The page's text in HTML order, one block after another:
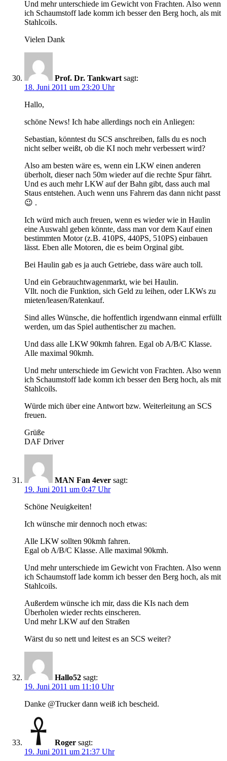
Und mehr unterschiede im Gewicht von Frachten. Also wenn
ich Schaumstoff lade komm ich besser den Berg hoch, als mit
Stahlcoils.
Vielen Dank
Prof. Dr. Tankwart sagt:
18. Juni 2011 um 23:20 Uhr
Hallo,
schöne News! Ich habe allerdings noch ein Anliegen:
Sebastian, könntest du SCS anschreiben, falls du es noch
nicht selber weißt, ob die KI noch mehr verbessert wird?
Also am besten wäre es, wenn ein LKW einen anderen
überholt, dieser nach 50m wieder auf die rechte Spur fährt.
Und es auch mehr LKW auf der Bahn gibt, dass auch mal
Staus entstehen. Auch wenn uns Fahrern das dann nicht passt
😉 .
Ich würd mich auch freuen, wenn es wieder wie in Haulin
eine Auswahl geben könnte, dass man vor dem Kauf einen
bestimmten Motor (z.B. 410PS, 440PS, 510PS) einbauen
lässt. Eben alle Motoren, die es beim Orginal gibt.
Bei Haulin gab es ja auch Getriebe, dass wäre auch toll.
Und ein Gebrauchtwagenmarkt, wie bei Haulin.
Vllt. noch die Funktion, sich Geld zu leihen, oder LKWs zu
mieten/leasen/Ratenkauf.
Sind alles Wünsche, die hoffentlich irgendwann einmal erfüllt
werden, um das Spiel authentischer zu machen.
Und dass alle LKW 90kmh fahren. Egal ob A/B/C Klasse.
Alle maximal 90kmh.
Und mehr unterschiede im Gewicht von Frachten. Also wenn
ich Schaumstoff lade komm ich besser den Berg hoch, als mit
Stahlcoils.
Würde mich über eine Antwort bzw. Weiterleitung an SCS
freuen.
Grüße
DAF Driver
MAN Fan 4ever sagt:
19. Juni 2011 um 0:47 Uhr
Schöne Neuigkeiten!
Ich wünsche mir dennoch noch etwas:
Alle LKW sollten 90kmh fahren.
Egal ob A/B/C Klasse. Alle maximal 90kmh.
Und mehr unterschiede im Gewicht von Frachten. Also wenn
ich Schaumstoff lade komm ich besser den Berg hoch, als mit
Stahlcoils.
Außerdem wünsche ich mir, dass die KIs nach dem
Überholen wieder rechts einscheren.
Und mehr LKW auf den Straßen
Wärst du so nett und leitest es an SCS weiter?
Hallo52 sagt:
19. Juni 2011 um 11:10 Uhr
Danke @Trucker dann weiß ich bescheid.
Roger sagt:
19. Juni 2011 um 21:37 Uhr